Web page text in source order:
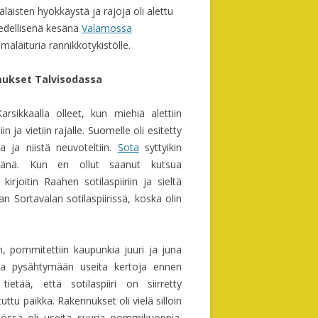
AAPRAMI MATINP. (1859-1930)
ANTTI J. ERKINPOIKA (1874-1944)
ANTTI ELIAANPOIKA (1876-1936)
JUHA (1880-1952) JA ATELIINA
LEANDER (1882-1936)
KASPERI (1885-1965) JA FIINA
SANDFRED (1889-1952) JA RAUHA
TAITO (1918-2003) JA LAINA
ESKO (1949-93) JA LEENA
TERO PAAVONPOIKA
HANNU (1933-2014), SALMELAN
JALKAPALLOTÄHTI
JA
hyökkäystä ja rajoja oli alettu
kesänä Valamossa
rannikkotykistölle.
Talvisodassa
olleet, kun miehiä alettiin
ja vietiin rajalle. Suomelle oli esitetty
ja niistä neuvoteltiin. Sota syttyikin
Kun en ollut saanut kutsua
kirjoitin Raahen sotilaspiiriin ja sieltä
Sortavalan sotilaspiirissä, koska olin
pommitettiin kaupunkia juuri ja juna
pysähtymään useita kertoja ennen
tietää, että sotilaspiiri on siirretty
paikka. Rakennukset oli vielä silloin